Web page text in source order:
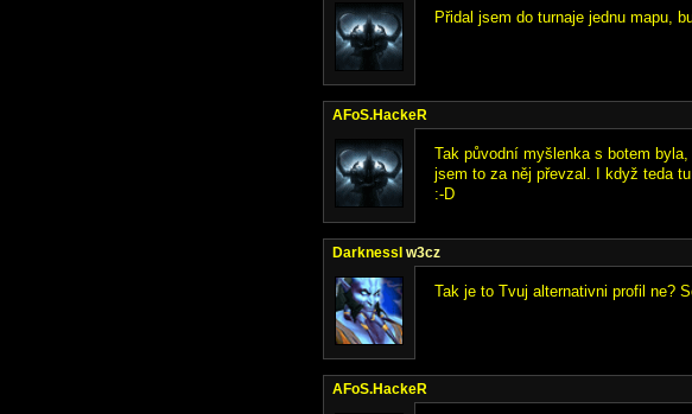
Přidal jsem do turnaje jednu mapu,
AFoS.HackeR
Tak původní myšlenka s botem
jsem to za něj převzal. I když teda
:-D
DarknessI w3cz
Tak je to Tvuj alternativni profil ne?
AFoS.HackeR